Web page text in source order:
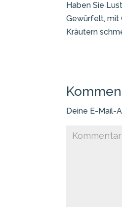
Haben Sie
Gewürfelt, mit
Kräutern
Deine E-Mail-